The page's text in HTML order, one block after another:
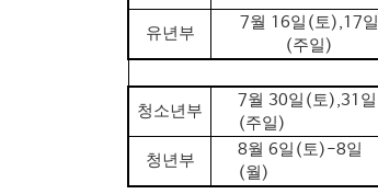
유년부
7월 16일 (토),17일
(주일 )
청소년부
7월 30일 (토),31 일
(주일 )
청년부
8월6일 (토)-8일
(월 )